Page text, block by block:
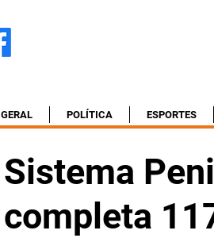
GERAL POLÍTICA ESPORTES
Sistema
completa